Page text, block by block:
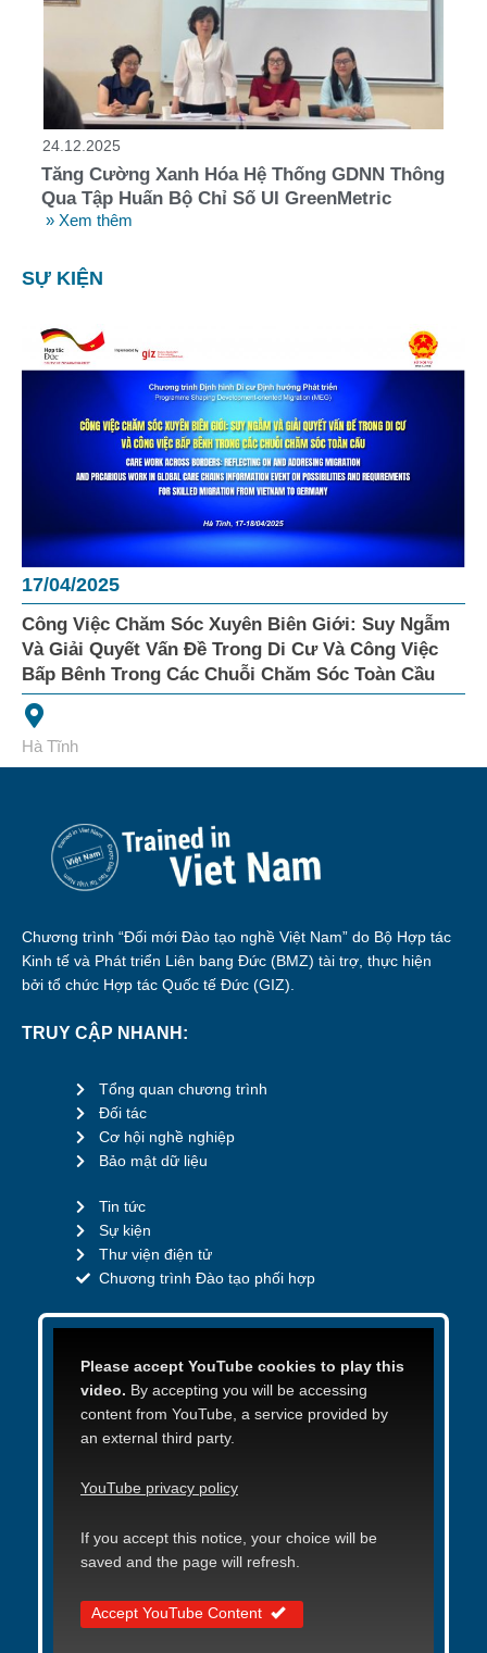
24.12.2025
Tăng Cường Xanh Hóa Hệ Thống GDNN Thông
Qua Tập Huấn Bộ Chỉ Số UI GreenMetric
» Xem thêm
SỰ KIỆN
17/04/2025
Công Việc Chăm Sóc Xuyên Biên Giới: Suy Ngẫm
Và Giải Quyết Vấn Đề Trong Di Cư Và Công Việc
Bấp Bênh Trong Các Chuỗi Chăm Sóc Toàn Cầu
Hà Tĩnh
Chương trình “Đổi mới Đào tạo nghề Việt Nam” do Bộ Hợp tác
Kinh tế và Phát triển Liên bang Đức (BMZ) tài trợ, thực hiện
bởi tổ chức Hợp tác Quốc tế Đức (GIZ).
TRUY CẬP NHANH:
Tổng quan chương trình
Đối tác
Cơ hội nghề nghiệp
Bảo mật dữ liệu
Tin tức
Sự kiện
Thư viện điện tử
Chương trình Đào tạo phối hợp
Please accept YouTube cookies to play this
video. By accepting you will be accessing
content from YouTube, a service provided by
an external third party.
YouTube privacy policy
If you accept this notice, your choice will be
saved and the page will refresh.
Accept YouTube Content